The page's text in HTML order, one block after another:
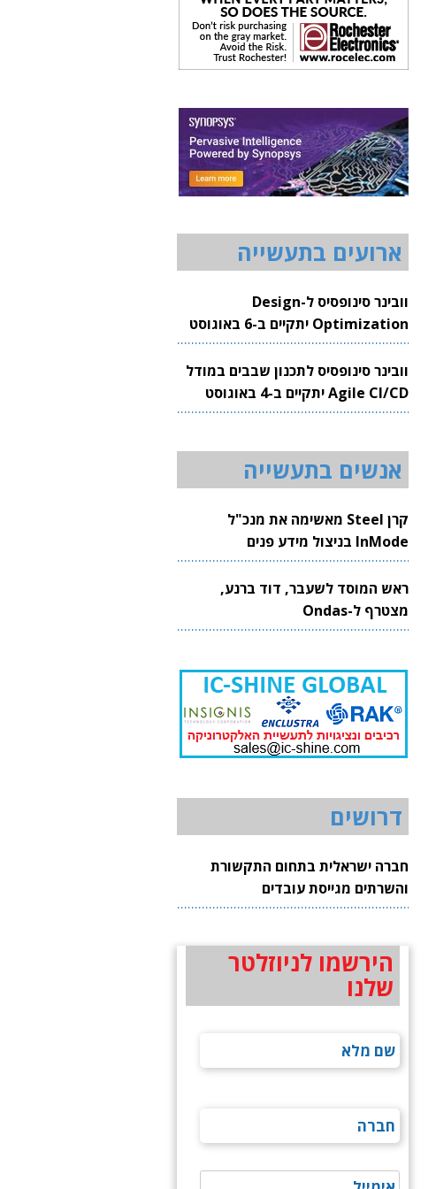
ארועים בתעשייה
וובינר סינופסיס ל-Design
Optimization יתקיים ב-6 באוגוסט
2026
וובינר סינופסיס לתכנון שבבים במודל
Agile CI/CD יתקיים ב-4 באוגוסט
2026
אנשים בתעשייה
קרן Steel מאשימה את מנכ"ל
InMode בניצול מידע פנים
ראש המוסד לשעבר, דוד ברנע,
מצטרף ל-Ondas
דרושים
חברה ישראלית בתחום התקשורת
והשרתים מגייסת עובדים
הירשמו לניוזלטר
שלנו